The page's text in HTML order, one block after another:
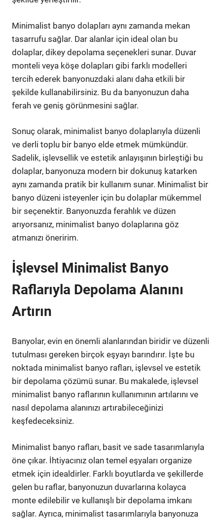
Minimalist banyo dolapları aynı zamanda mekan
tasarrufu sağlar. Dar alanlar için ideal olan bu
dolaplar, dikey depolama seçenekleri sunar. Duvar
monteli veya köşe dolapları gibi farklı modelleri
tercih ederek banyonuzdaki alanı daha etkili bir
şekilde kullanabilirsiniz. Bu da banyonuzun daha
ferah ve geniş görünmesini sağlar.
Sonuç olarak, minimalist banyo dolaplarıyla düzenli
ve derli toplu bir banyo elde etmek mümkündür.
Sadelik, işlevsellik ve estetik anlayışının birleştiği bu
dolaplar, banyonuza modern bir dokunuş katarken
aynı zamanda pratik bir kullanım sunar. Minimalist bir
banyo düzeni isteyenler için bu dolaplar mükemmel
bir seçenektir. Banyonuzda ferahlık ve düzen
arıyorsanız, minimalist banyo dolaplarına göz
atmanızı öneririm.
İşlevsel Minimalist Banyo
Raflarıyla Depolama Alanını
Artırın
Banyolar, evin en önemli alanlarından biridir ve düzenli
tutulması gereken birçok eşyayı barındırır. İşte bu
noktada minimalist banyo rafları, işlevsel ve estetik
bir depolama çözümü sunar. Bu makalede, işlevsel
minimalist banyo raflarının kullanımının artılarını ve
nasıl depolama alanınızı artırabileceğinizi
keşfedeceksiniz.
Minimalist banyo rafları, basit ve sade tasarımlarıyla
öne çıkar. İhtiyacınız olan temel eşyaları organize
etmek için idealdirler. Farklı boyutlarda ve şekillerde
gelen bu raflar, banyonuzun duvarlarına kolayca
monte edilebilir ve kullanışlı bir depolama imkanı
sağlar. Ayrıca, minimalist tasarımlarıyla banyonuza